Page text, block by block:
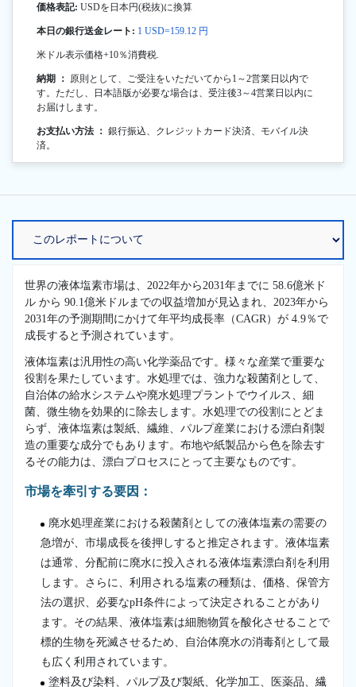
価格表記: USDを日本円(税抜)に換算
本日の銀行送金レート: 1 USD=159.12 円
米ドル表示価格+10％消費税.
納期 ： 原則として、ご受注をいただいてから1～2営業日以内で
す。ただし、日本語版が必要な場合は、受注後3～4営業日以内に
お届けします。
お支払い方法 ： 銀行振込、クレジットカード決済、モバイル決
済。
世界の液体塩素市場は、2022年から2031年までに 58.6億米ド
ル から 90.1億米ドルまでの収益増加が見込まれ、2023年から
2031年の予測期間にかけて年平均成長率（CAGR）が 4.9％で
成長すると予測されています。
液体塩素は汎用性の高い化学薬品です。様々な産業で重要な
役割を果たしています。水処理では、強力な殺菌剤として、
自治体の給水システムや廃水処理プラントでウイルス、細
菌、微生物を効果的に除去します。水処理での役割にとどま
らず、液体塩素は製紙、繊維、パルプ産業における漂白剤製
造の重要な成分でもあります。布地や紙製品から色を除去す
るその能力は、漂白プロセスにとって主要なものです。
市場を牽引する要因：
廃水処理産業における殺菌剤としての液体塩素の需要の
急増が、市場成長を後押しすると推定されます。液体塩素
は通常、分配前に廃水に投入される液体塩素漂白剤を利用
します。さらに、利用される塩素の種類は、価格、保管方
法の選択、必要なpH条件によって決定されることがあり
ます。その結果、液体塩素は細胞物質を酸化させることで
標的生物を死滅させるため、自治体廃水の消毒剤として最
も広く利用されています。
塗料及び染料、パルプ及び製紙、化学加工、医薬品、繊